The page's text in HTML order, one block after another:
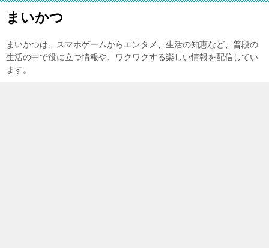
まいかつ
まいかつは、スマホゲームからエンタメ、生活の知恵など、普段の
生活の中で役に立つ情報や、ワクワクする楽しい情報を配信してい
ます。